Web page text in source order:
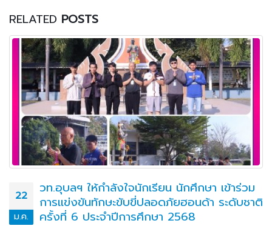
RELATED POSTS
22
ม.ค.
วท.อุบลฯ ให้กำลังใจนักเรียน นักศึกษา เข้าร่วม
การแข่งขันทักษะขับขี่ปลอดภัยฮอนด้า ระดับชาติ
ครั้งที่ 6 ประจำปีการศึกษา 2568